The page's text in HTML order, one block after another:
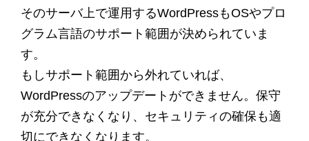
そのサーバ上で運用するWordPressもOSやプロ
グラム言語のサポート範囲が決められていま
す。
もしサポート範囲から外れていれば、
WordPressのアップデートができません。保守
が充分できなくなり、セキュリティの確保も適
切にできなくなります。